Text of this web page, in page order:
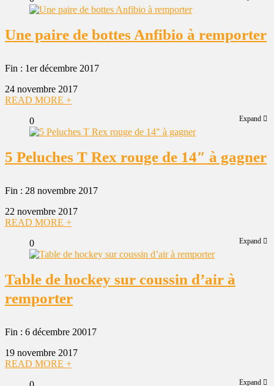
Une paire de bottes Anfibio à remporter
Fin : 1er décembre 2017
24 novembre 2017
READ MORE +
Expand
0
5 Peluches T Rex rouge de 14″ à gagner
Fin : 28 novembre 2017
22 novembre 2017
READ MORE +
Expand
0
Table de hockey sur coussin d’air à
remporter
Fin : 6 décembre 20017
19 novembre 2017
READ MORE +
Expand